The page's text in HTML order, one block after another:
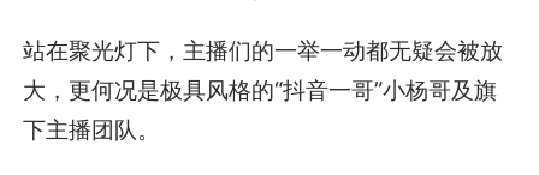
站在聚光灯下，主播们的一举一动都无疑会被放
大，更何况是极具风格的“抖音一哥”小杨哥及旗
下主播团队。